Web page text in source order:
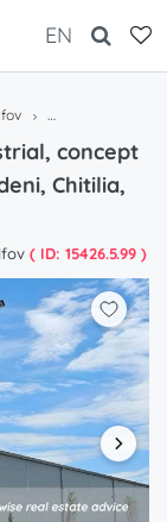
EN
Vanzare Hala
concept
Chitilia,
( ID: 15426.5.99 )